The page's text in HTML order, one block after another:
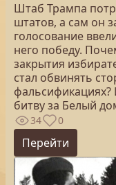
Штаб Трампа
штатов, а сам он
голосование
него победу.
закрытия
стал обвинять
фальсификациях?
битву за Белый
34 0
Перейти